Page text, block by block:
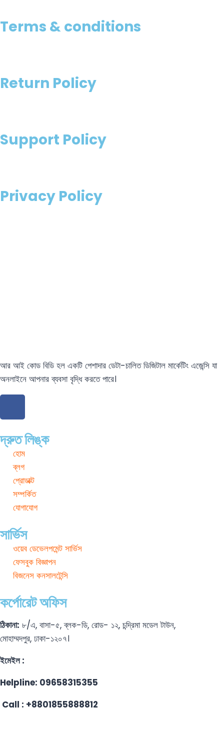
Terms & conditions
Return Policy
Support Policy
Privacy Policy
আর আই কোড বিডি হল একটি পেশাদার ডেটা-চালিত ডিজিটাল মার্কেটিং এজেন্সি যা
অনলাইনে আপনার ব্যবসা বৃদ্ধি করতে পারে।
দ্রুত লিঙ্ক
হোম
ব্লগ
প্রোডাক্ট
সম্পর্কিত
যোগাযোগ
সার্ভিস
ওয়েব ডেভেলপমেন্ট সার্ভিস
ফেসবুক বিজ্ঞাপন
বিজনেস কনসালটেন্সি
কর্পোরেট অফিস
ঠিকানা: ৮/এ, বাসা-৫, ব্লক-ডি, রোড- ১২, চন্দ্রিমা মডেল টাউন,
মোহাম্মদপুর, ঢাকা-১২০৭।
ইমেইল :
Helpline: 09658315355
Call : +8801855888812